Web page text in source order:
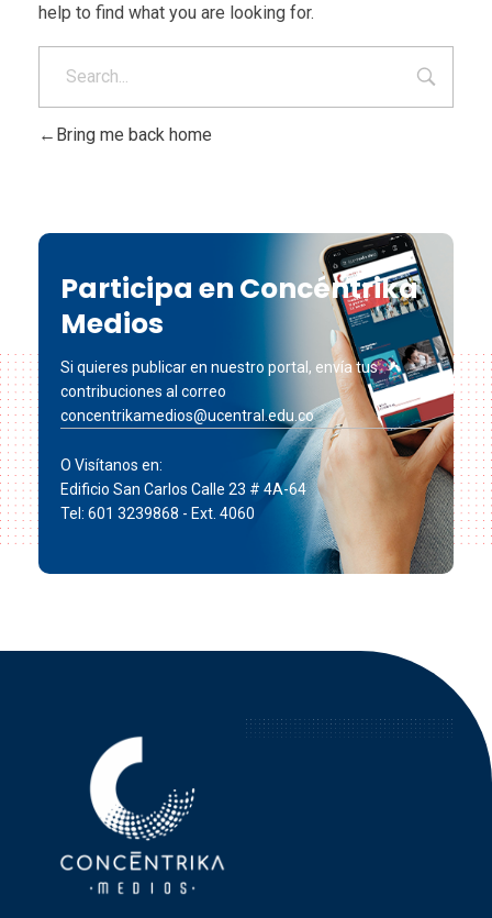
help to find what you are looking for.
Bring me back home
Participa en Concéntrika
Medios
Si quieres publicar en nuestro portal, envía tus
contribuciones al correo
concentrikamedios@ucentral.edu.co
O Visítanos en:
Edificio San Carlos Calle 23 # 4A-64
Tel: 601 3239868 - Ext. 4060